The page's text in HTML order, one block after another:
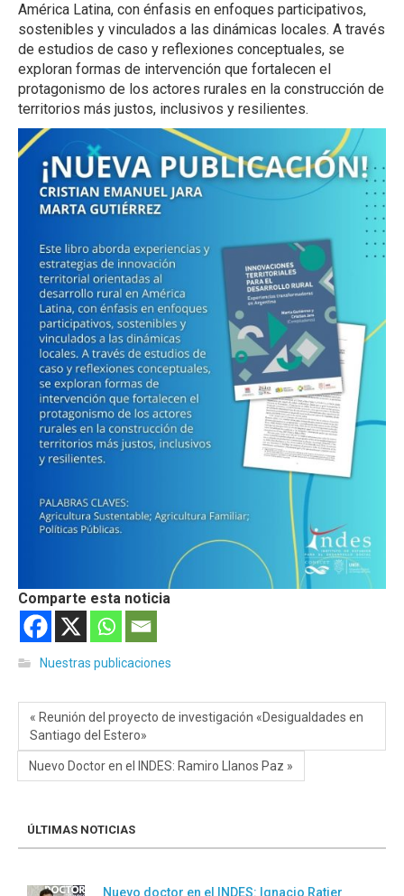
América Latina, con énfasis en enfoques participativos,
sostenibles y vinculados a las dinámicas locales. A través
de estudios de caso y reflexiones conceptuales, se
exploran formas de intervención que fortalecen el
protagonismo de los actores rurales en la construcción de
territorios más justos, inclusivos y resilientes.
Comparte esta noticia
Nuestras publicaciones
« Reunión del proyecto de investigación «Desigualdades en
Santiago del Estero»
Nuevo Doctor en el INDES: Ramiro Llanos Paz »
ÚLTIMAS NOTICIAS
Nuevo doctor en el INDES: Ignacio Ratier